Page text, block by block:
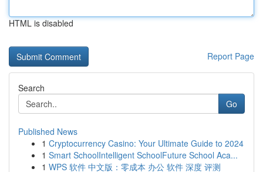
HTML is disabled
Report Page
Search
Go
Published News
1 Cryptocurrency Casino: Your Ultimate Guide to 2024
1 Smart SchoolIntelligent SchoolFuture School Aca...
1 WPS 软件 中文版：零成本 办公 软件 深度 评测